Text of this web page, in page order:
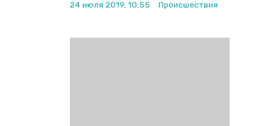
24 июля 2019, 10:55 Происшествия